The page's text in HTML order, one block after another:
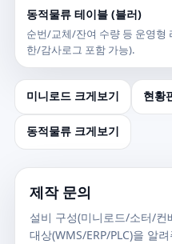
동적물류 테이블 (블러)
순번/교체/잔여 수량 등 운영형
한/감사로그 포함 가능).
미니로드 크게보기 현황
동적물류 크게보기
제작 문의
설비 구성(미니로드/소터/
대상(WMS/ERP/PLC)을 알